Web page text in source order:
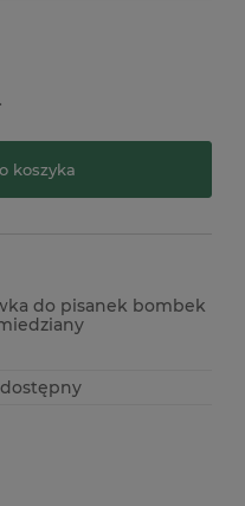
koszyka
do pisanek bombek
dostępny